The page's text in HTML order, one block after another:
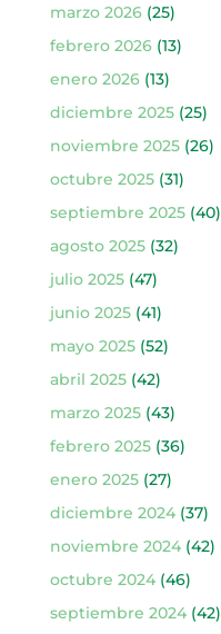
marzo 2026(25)
febrero 2026(13)
enero 2026(13)
diciembre 2025(25)
noviembre 2025(26)
octubre 2025(31)
septiembre 2025(40)
agosto 2025(32)
julio 2025(47)
junio 2025(41)
mayo 2025(52)
abril 2025(42)
marzo 2025(43)
febrero 2025(36)
enero 2025(27)
diciembre 2024(37)
noviembre 2024(42)
octubre 2024(46)
septiembre 2024(42)